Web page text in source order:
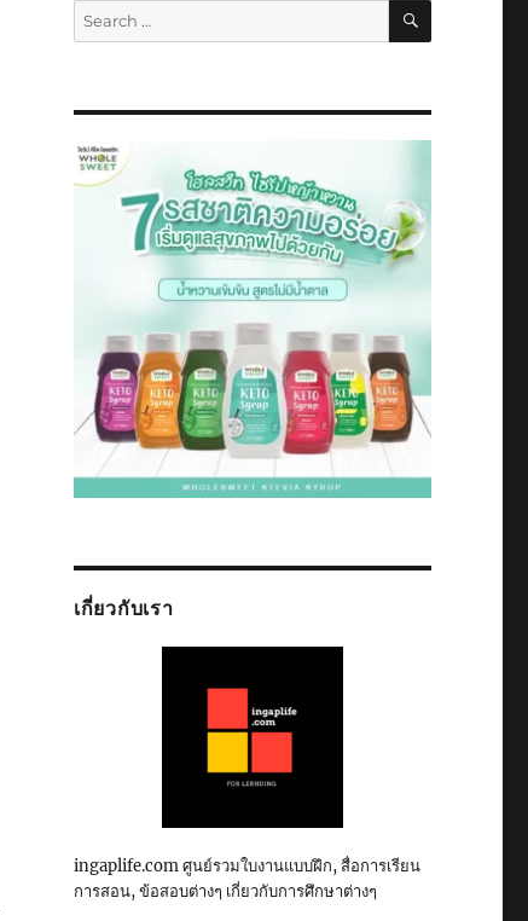
เกี่ยวกับเรา
ingaplife.com ศูนย์รวมใบงานแบบฝึก, สื่อการเรียน
การสอน, ข้อสอบต่างๆ เกี่ยวกับการศึกษาต่างๆ